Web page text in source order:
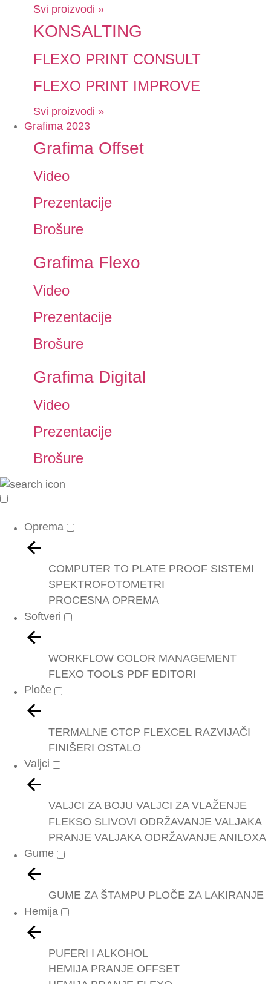
Svi proizvodi »
KONSALTING
FLEXO PRINT CONSULT
FLEXO PRINT IMPROVE
Svi proizvodi »
Grafima 2023
Grafima Offset
Video
Prezentacije
Brošure
Grafima Flexo
Video
Prezentacije
Brošure
Grafima Digital
Video
Prezentacije
Brošure
Oprema
COMPUTER TO PLATE PROOF SISTEMI
SPEKTROFOTOMETRI
PROCESNA OPREMA
Softveri
WORKFLOW COLOR MANAGEMENT
FLEXO TOOLS PDF EDITORI
Ploče
TERMALNE CTCP FLEXCEL RAZVIJAČI
FINIŠERI OSTALO
Valjci
VALJCI ZA BOJU VALJCI ZA VLAŽENJE
FLEKSO SLIVOVI ODRŽAVANJE VALJAKA
PRANJE VALJAKA ODRŽAVANJE ANILOXA
Gume
GUME ZA ŠTAMPU PLOČE ZA LAKIRANJE
Hemija
PUFERI I ALKOHOL
HEMIJA PRANJE OFFSET